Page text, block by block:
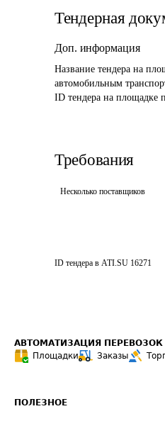
Тендерная
Доп. информация
Название тендера на
автомобильным
ID тендера на площадке
Требования
Несколько поставщиков
ID тендера в ATI.SU 16271
АВТОМАТИЗАЦИЯ ПЕРЕВОЗОК
Площадки
Заказы
ПОЛЕЗНОЕ